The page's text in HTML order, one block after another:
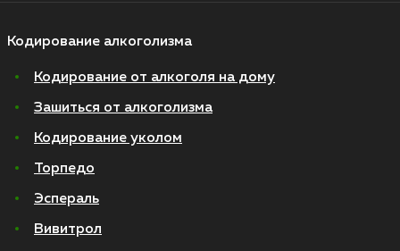
Кодирование алкоголизма
Кодирование от алкоголя на дому
Зашиться от алкоголизма
Кодирование уколом
Торпедо
Эспераль
Вивитрол